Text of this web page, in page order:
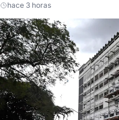
hace 3 horas